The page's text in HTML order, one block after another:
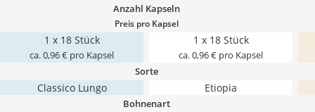
Anzahl Kapseln
Preis pro Kapsel
1 x 18 Stück
ca. 0,96 € pro Kapsel
1 x 18 Stück
ca. 0,96 € pro Kapsel
Sorte
Classico Lungo Etiopia
Bohnenart